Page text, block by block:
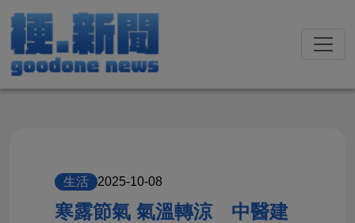
生活 2025-10-08
寒露節氣 氣溫轉涼 中醫建